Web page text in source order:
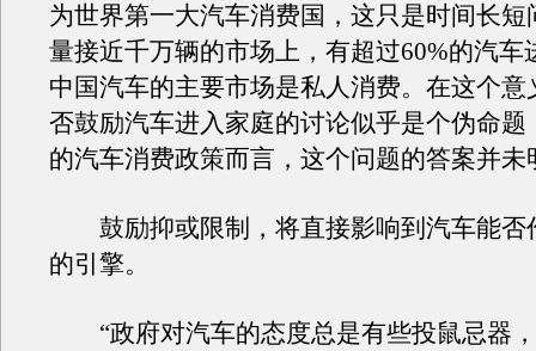
为世界第一大汽车消费国，这只是时间长短
量接近千万辆的市场上，有超过60%的汽车
中国汽车的主要市场是私人消费。在这个意
否鼓励汽车进入家庭的讨论似乎是个伪命题
的汽车消费政策而言，这个问题的答案并未
鼓励抑或限制，将直接影响到汽车能否
的引擎。
“政府对汽车的态度总是有些投鼠忌器